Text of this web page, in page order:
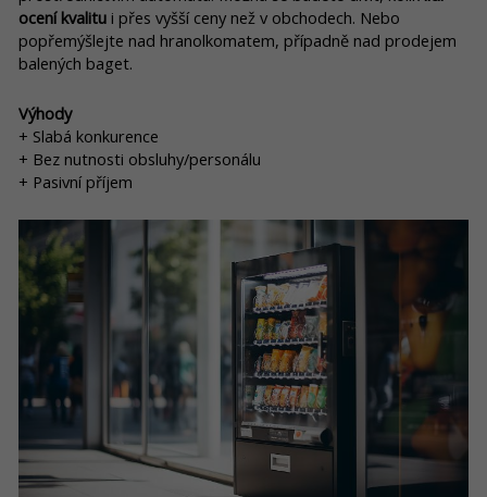
ocení kvalitu i přes vyšší ceny než v obchodech. Nebo
popřemýšlejte nad hranolkomatem, případně nad prodejem
balených baget.
Výhody
+ Slabá konkurence
+ Bez nutnosti obsluhy/personálu
+ Pasivní příjem